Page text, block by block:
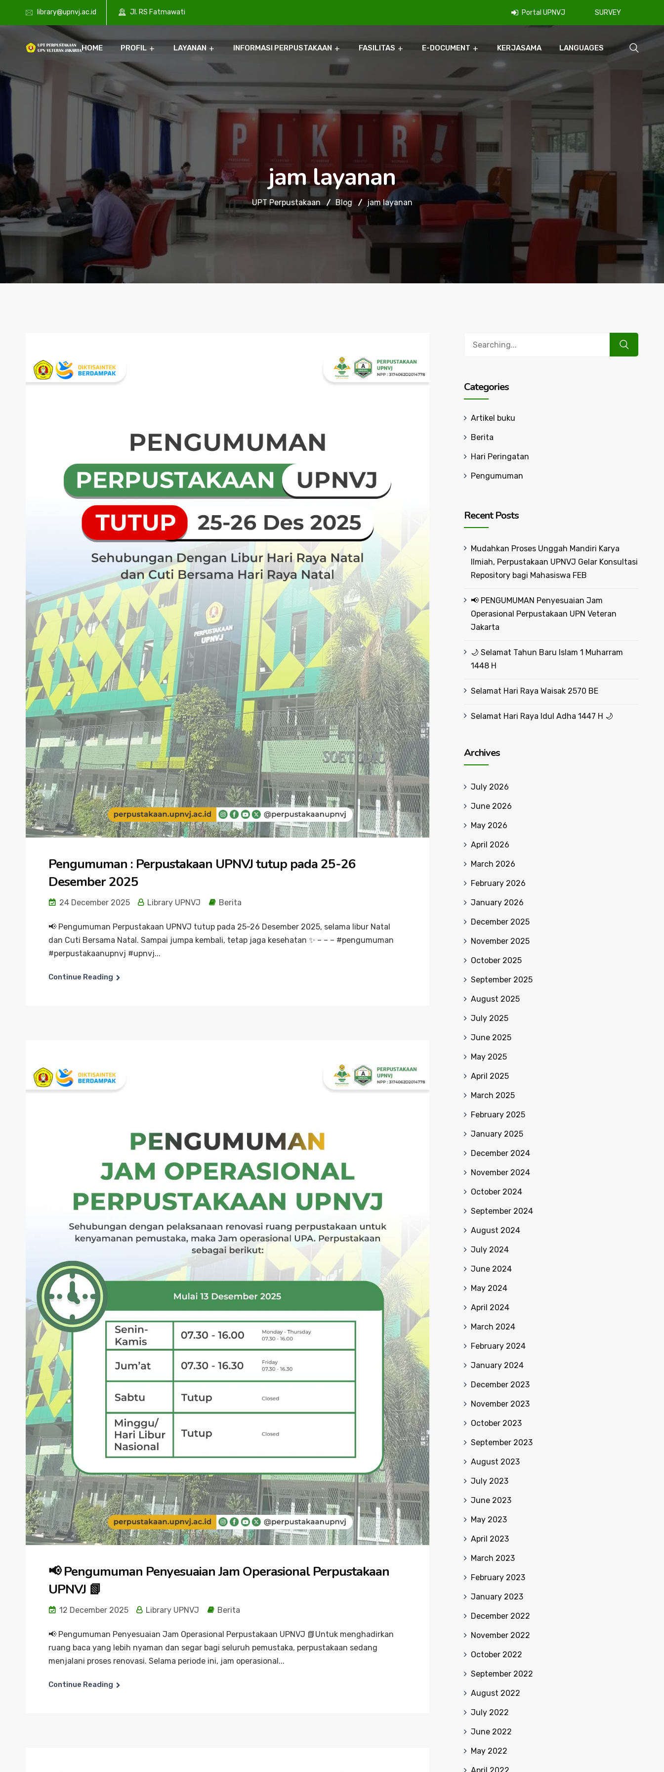
library@upnvj.ac.id Jl. RS Fatmawati Portal UPNVJ SURVEY
HOME PROFIL LAYANAN INFORMASI PERPUSTAKAAN FASILITAS E-DOCUMENT KERJASAMA LANGUAGES
jam layanan
UPT Perpustakaan Blog jam layanan
Pengumuman : Perpustakaan UPNVJ tutup pada 25-26
Desember 2025
24 December 2025 Library UPNVJ Berita
📢 Pengumuman Perpustakaan UPNVJ tutup pada 25-26 Desember 2025, selama libur Natal
dan Cuti Bersama Natal. Sampai jumpa kembali, tetap jaga kesehatan ✨ – – – #pengumuman
#perpustakaanupnvj #upnvj...
Continue Reading
📢 Pengumuman Penyesuaian Jam Operasional Perpustakaan
UPNVJ 📗
12 December 2025 Library UPNVJ Berita
📢 Pengumuman Penyesuaian Jam Operasional Perpustakaan UPNVJ 📗Untuk menghadirkan
ruang baca yang lebih nyaman dan segar bagi seluruh pemustaka, perpustakaan sedang
menjalani proses renovasi. Selama periode ini, jam operasional...
Continue Reading
Categories
Artikel buku
Berita
Hari Peringatan
Pengumuman
Recent Posts
Mudahkan Proses Unggah Mandiri Karya
Ilmiah, Perpustakaan UPNVJ Gelar Konsultasi
Repository bagi Mahasiswa FEB
📢 PENGUMUMAN Penyesuaian Jam
Operasional Perpustakaan UPN Veteran
Jakarta
🌙 Selamat Tahun Baru Islam 1 Muharram
1448 H
Selamat Hari Raya Waisak 2570 BE
Selamat Hari Raya Idul Adha 1447 H 🌙
Archives
July 2026
June 2026
May 2026
April 2026
March 2026
February 2026
January 2026
December 2025
November 2025
October 2025
September 2025
August 2025
July 2025
June 2025
May 2025
April 2025
March 2025
February 2025
January 2025
December 2024
November 2024
October 2024
September 2024
August 2024
July 2024
June 2024
May 2024
April 2024
March 2024
February 2024
January 2024
December 2023
November 2023
October 2023
September 2023
August 2023
July 2023
June 2023
May 2023
April 2023
March 2023
February 2023
January 2023
December 2022
November 2022
October 2022
September 2022
August 2022
July 2022
June 2022
May 2022